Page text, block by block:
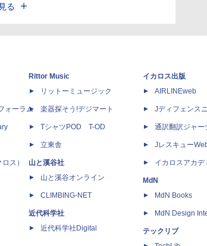
る
ォーラム
ス）
Rittor Music
リットーミュージック
楽器探そう!デジマート
TシャツPOD T-OD
立東舎
山と溪谷社
山と溪谷オンライン
CLIMBING-NET
近代科学社
近代科学社Digital
イカロス出版
AIRLINEweb
Jディフェンス
通訳翻訳ジャー
Jレスキュー
イカロスアカデ
MdN
MdN Books
MdN Design
テックリブ